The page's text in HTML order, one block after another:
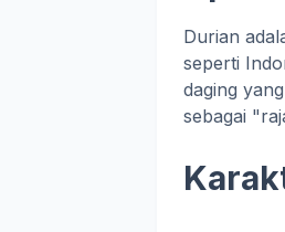
Durian
seperti
daging
sebagai